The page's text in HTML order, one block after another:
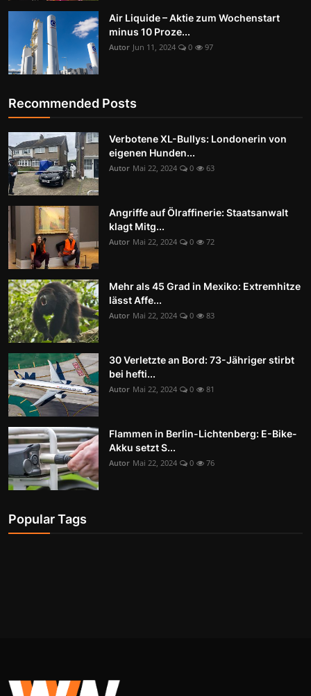
Air Liquide – Aktie zum Wochenstart
minus 10 Proze...
Autor Jun 11, 2024 0 97
Recommended Posts
Verbotene XL-Bullys: Londonerin von
eigenen Hunden...
Autor Mai 22, 2024 0 63
Angriffe auf Ölraffinerie: Staatsanwalt
klagt Mitg...
Autor Mai 22, 2024 0 72
Mehr als 45 Grad in Mexiko: Extremhitze
lässt Affe...
Autor Mai 22, 2024 0 83
30 Verletzte an Bord: 73-Jähriger stirbt
bei hefti...
Autor Mai 22, 2024 0 81
Flammen in Berlin-Lichtenberg: E-Bike-
Akku setzt S...
Autor Mai 22, 2024 0 76
Popular Tags